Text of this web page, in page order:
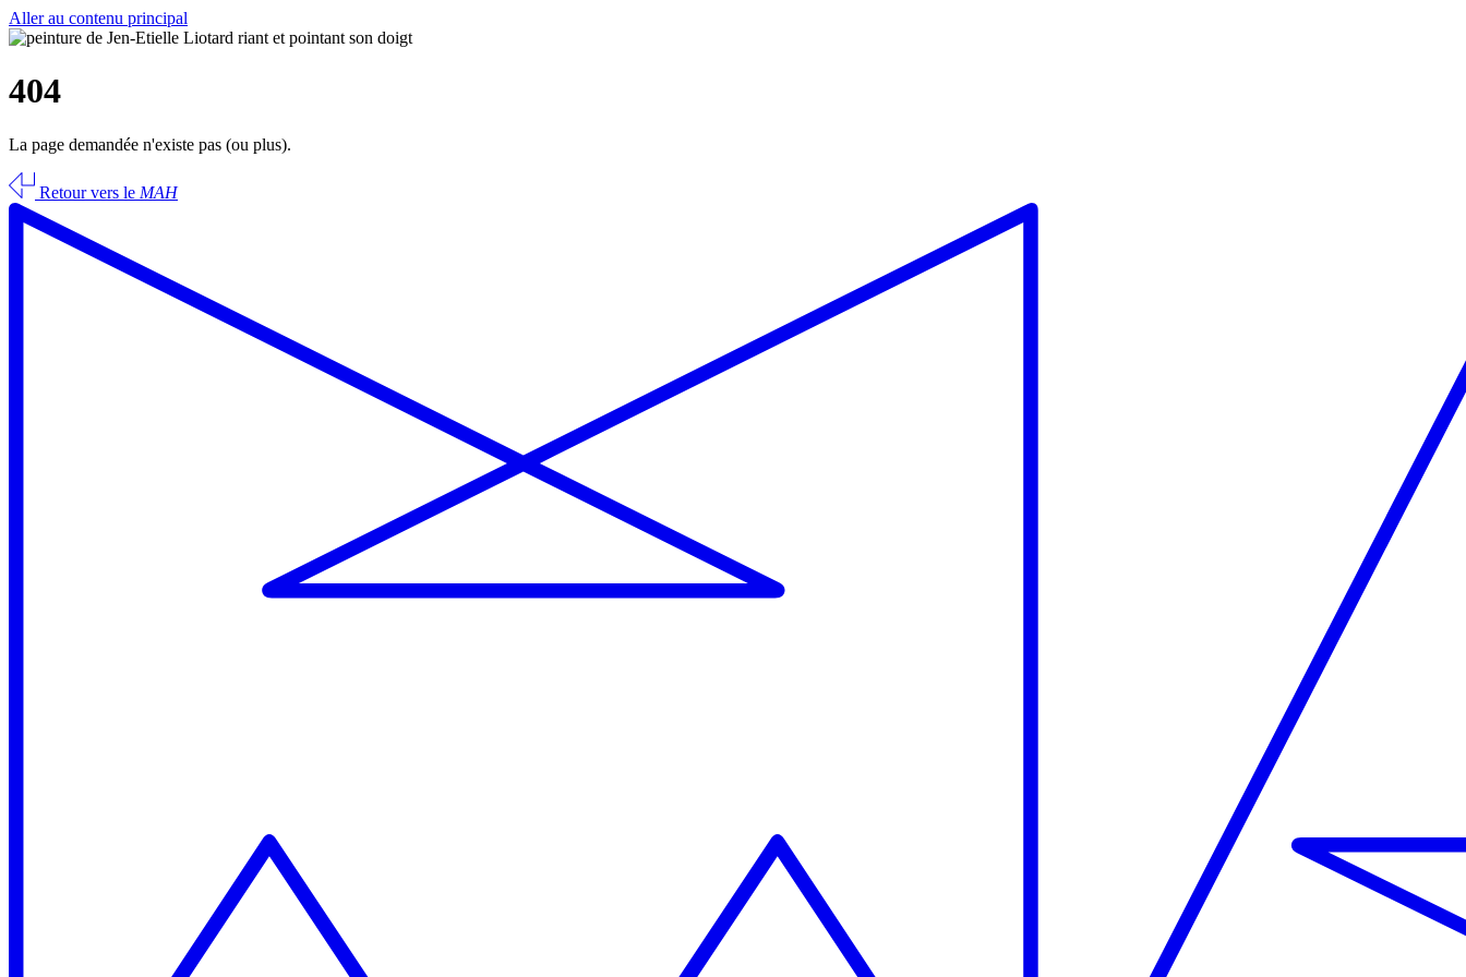
Aller au contenu principal
404
La page demandée n'existe pas (ou plus).
Retour vers le MAH